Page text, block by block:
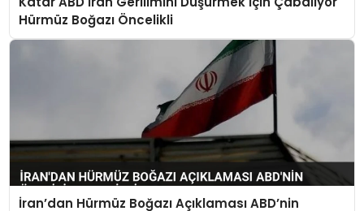
Hürmüz Boğazı Öncelikli
İran’dan Hürmüz Boğazı Açıklaması ABD’nin